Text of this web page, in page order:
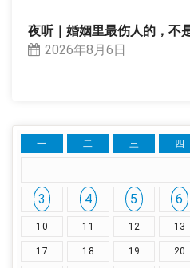
夜听｜婚姻里最伤人的，不
2026年8月6日
一 二 三 四
3
4 5 6
10 11 12 13
17 18 19 20